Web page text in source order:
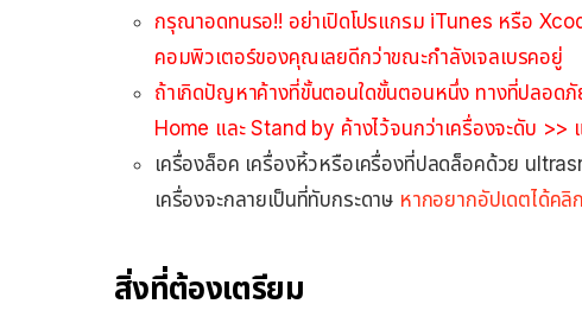
กรุณาอดทนรอ!! อย่าเปิดโปรแกรม iTunes หรือ
คอมพิวเตอร์ของคุณเลยดีกว่าขณะกำลังเจลเบรคอยู่
ถ้าเกิดปัญหาค้างที่ขั้นตอนใดขั้นตอนหนึ่ง ทางที่ปลอด
Home และ Stand by ค้างไว้จนกว่าเครื่องจะดับ >>
เครื่องล็อค เครื่องหิ้วหรือเครื่องที่ปลดล็อคด้วย
เครื่องจะกลายเป็นที่ทับกระดาษ หากอยากอัปเดตได้คลิ
สิ่งที่ต้องเตรียม